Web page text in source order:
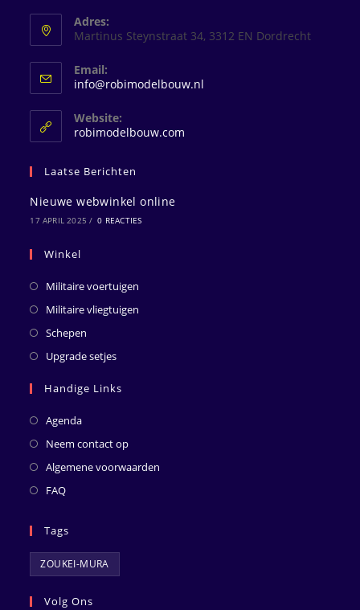
Adres:
Martinus Steynstraat 34, 3312 EN Dordrecht
Email:
info@robimodelbouw.nl
Website:
robimodelbouw.com
Laatse Berichten
Nieuwe webwinkel online
17 APRIL 2025 / 0 REACTIES
Winkel
Militaire voertuigen
Militaire vliegtuigen
Schepen
Upgrade setjes
Handige Links
Agenda
Neem contact op
Algemene voorwaarden
FAQ
Tags
ZOUKEI-MURA
Volg Ons